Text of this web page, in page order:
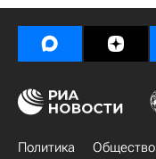
Политика Общество